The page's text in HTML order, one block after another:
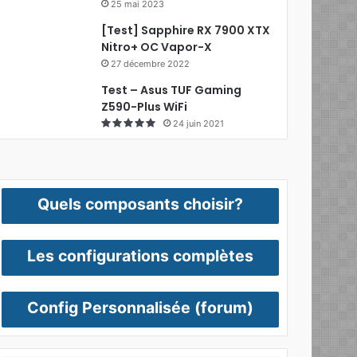
25 mai 2023
[Test] Sapphire RX 7900 XTX
Nitro+ OC Vapor-X
27 décembre 2022
Test – Asus TUF Gaming
Z590-Plus WiFi
24 juin 2021
Quels composants choisir?
Les configurations complètes
Config Personnalisée (forum)